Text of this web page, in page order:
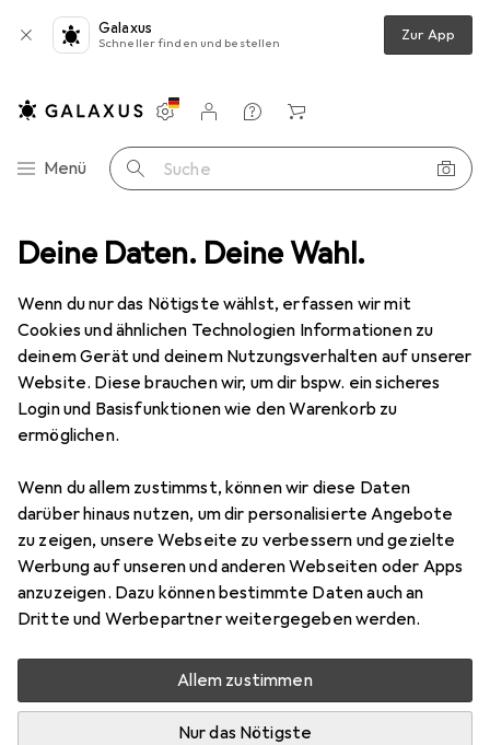
Deine Daten. Deine Wahl.
Wenn du nur das Nötigste wählst, erfassen wir mit
Cookies und ähnlichen Technologien Informationen zu
deinem Gerät und deinem Nutzungsverhalten auf unserer
Website. Diese brauchen wir, um dir bspw. ein sicheres
Login und Basisfunktionen wie den Warenkorb zu
ermöglichen.
Wenn du allem zustimmst, können wir diese Daten
darüber hinaus nutzen, um dir personalisierte Angebote
zu zeigen, unsere Webseite zu verbessern und gezielte
Werbung auf unseren und anderen Webseiten oder Apps
anzuzeigen. Dazu können bestimmte Daten auch an
Dritte und Werbepartner weitergegeben werden.
Allem zustimmen
Nur das Nötigste
Galaxus
Schneller finden und bestellen Zur App
Navigation nach Kategorien
Menü Suche
Einstellungen
Kundenkonto
Vergleichslisten
Merklisten
Warenkorb
Zubehör Türbeschlag HAWA Einzugsdämpfung für -DIVIDO 80
2 Bilder
HAWA Einzugsdämpfung für -DIVIDO
Preis in EUR inkl. MwSt.
EUR
133,20
Bewertungen Marke
Mehr von HAWA
Zwischen Di, 11.8. und Mi, 12.8. geliefert
Lieferort angeben für genaue Lieferzeit